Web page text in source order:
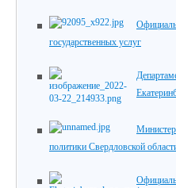
государственных услуг
политики Свердловской